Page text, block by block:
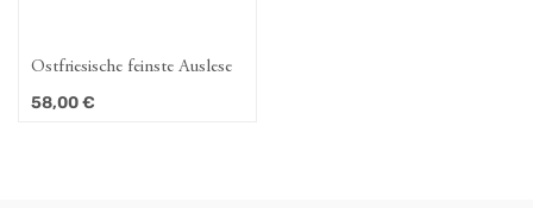
Ostfriesische feinste Auslese
58,00€